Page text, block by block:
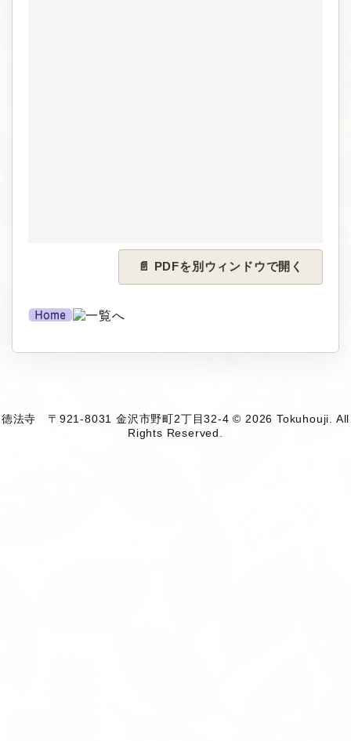
📄 PDFを別ウィンドウで開く
徳法寺 〒921-8031 金沢市野町2丁目32-4 © 2026 Tokuhouji. All
Rights Reserved.